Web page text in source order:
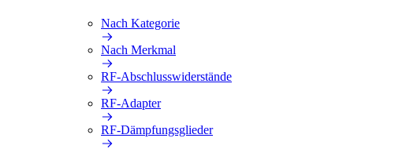
Nach Kategorie
Nach Merkmal
RF-Abschlusswiderstände
RF-Adapter
RF-Dämpfungsglieder